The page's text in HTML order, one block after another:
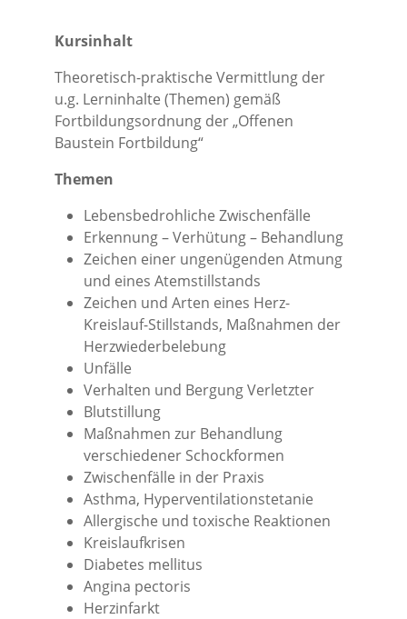
Kursinhalt
Theoretisch-praktische Vermittlung der
u.g. Lerninhalte (Themen) gemäß
Fortbildungsordnung der „Offenen
Baustein Fortbildung“
Themen
Lebensbedrohliche Zwischenfälle
Erkennung – Verhütung – Behandlung
Zeichen einer ungenügenden Atmung
und eines Atemstillstands
Zeichen und Arten eines Herz-
Kreislauf-Stillstands, Maßnahmen der
Herzwiederbelebung
Unfälle
Verhalten und Bergung Verletzter
Blutstillung
Maßnahmen zur Behandlung
verschiedener Schockformen
Zwischenfälle in der Praxis
Asthma, Hyperventilationstetanie
Allergische und toxische Reaktionen
Kreislaufkrisen
Diabetes mellitus
Angina pectoris
Herzinfarkt